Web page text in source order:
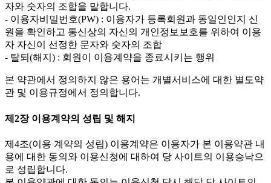
자와 숫자의 조합을 말합니다.
- 이용자비밀번호(PW) : 이용자가 등록회원과 동일인인지 신
원을 확인하고 통신상의 자신의 개인정보보호를 위하여 이용
자 자신이 선정한 문자와 숫자의 조합
- 탈퇴(해지) : 회원이 이용계약을 종료시키는 행위
본 약관에서 정의하지 않은 용어는 개별서비스에 대한 별도약
관 및 이용규정에서 정의합니다.
제2장 이용계약의 성립 및 해지
제4조(이용 계약의 성립) 이용계약은 이용자가 본 이용약관 내
용에 대한 동의와 이용신청에 대하여 당 사이트의 이용승낙으
로 성립합니다.